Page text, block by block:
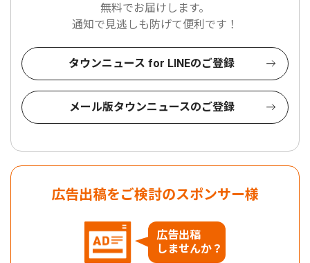
無料でお届けします。
通知で見逃しも防げて便利です！
タウンニュース for LINEのご登録
メール版タウンニュースのご登録
広告出稿をご検討のスポンサー様
広告出稿
しませんか？